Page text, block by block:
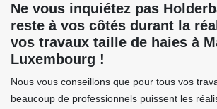
Ne vous inquiétez pas
reste à vos côtés durant la
vos travaux taille de haies à
Luxembourg !
Nous vous conseillons que pour tous vos
beaucoup de professionnels puissent les